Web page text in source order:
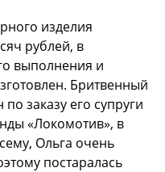
изделия
рублей, в
выполнения и
Бритвенный
заказу его супруги
«Локомотив», в
Ольга очень
постаралась